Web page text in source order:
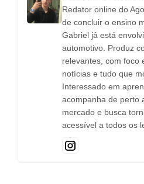
Redator online do
de concluir o ensino
Gabriel já está
automotivo. Produz
relevantes, com foco
notícias e tudo que
Interessado em
acompanha de perto
mercado e busca
acessível a todos os